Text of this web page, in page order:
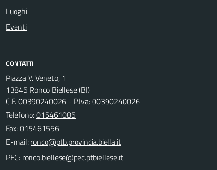
Luoghi
Eventi
CONTATTI
Piazza V. Veneto, 1
13845 Ronco Biellese (BI)
C.F. 00390240026 - P.Iva: 00390240026
Telefono:015461085
Fax: 015461556
E-mail:
PEC: